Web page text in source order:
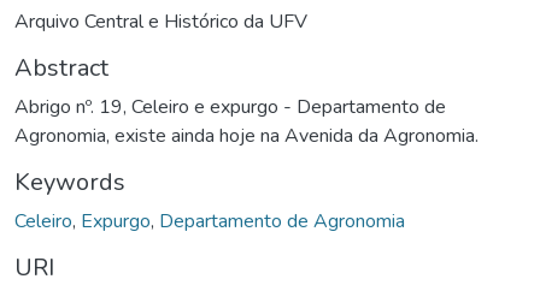
Arquivo Central e Histórico da UFV
Abstract
Abrigo nº. 19, Celeiro e expurgo - Departamento de
Agronomia, existe ainda hoje na Avenida da Agronomia.
Keywords
Celeiro, Expurgo, Departamento de Agronomia
URI